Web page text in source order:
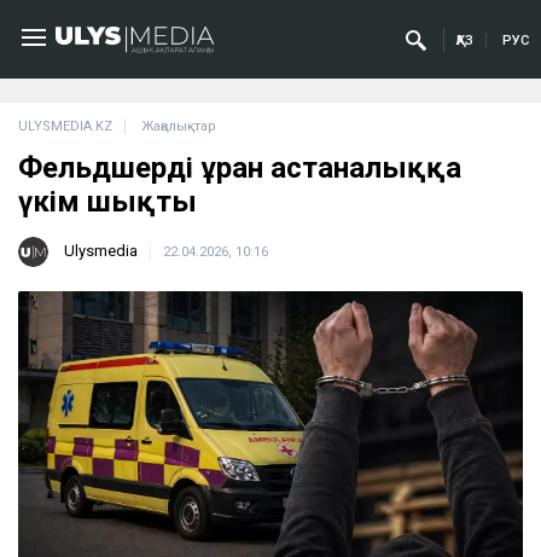
ҚАЗ РУС
ULYSMEDIA.KZ Жаңалықтар
Фельдшерді ұрған астаналыққа
үкім шықты
Ulysmedia 22.04.2026, 10:16